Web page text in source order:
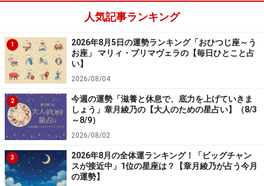
人気記事ランキング
1
2026年8月5日の運勢ランキング「おひつじ座～う
お座」 マリィ・プリマヴェラの【毎日ひとこと占
い】
2026/08/04
2
今週の運勢「滋養と休息で、底力を上げていきま
しょう」章月綾乃の【大人のための星占い】（8/3
～8/9）
2026/08/02
3
2026年8月の全体運ランキング！「ビッグチャン
スが接近中」1位の星座は？【章月綾乃が占う今月
の運勢】